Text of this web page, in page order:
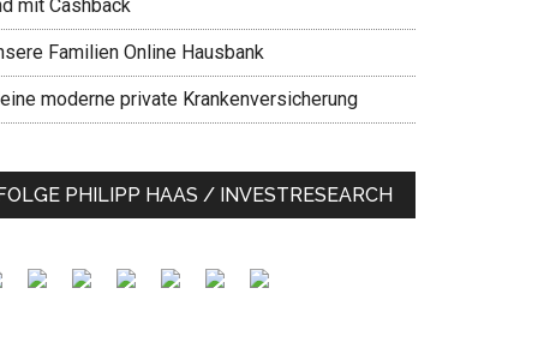
mit Cashback
Familien Online Hausbank
moderne private Krankenversicherung
PHILIPP HAAS / INVESTRESEARCH